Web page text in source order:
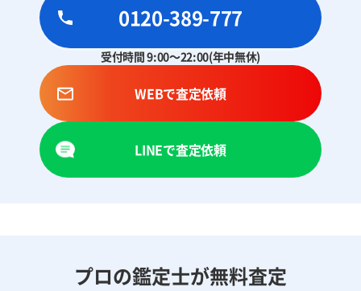
0120-389-777
受付時間 9:00～22:00(年中無休)
WEBで査定依頼
LINEで査定依頼
プロの鑑定士が無料査定